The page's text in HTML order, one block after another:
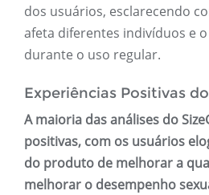
dos usuários, esclarecendo
afeta diferentes indivíduos e
durante o uso regular.
Experiências Positivas
A maioria das análises do
positivas, com os usuários
do produto de melhorar a
melhorar o desempenho